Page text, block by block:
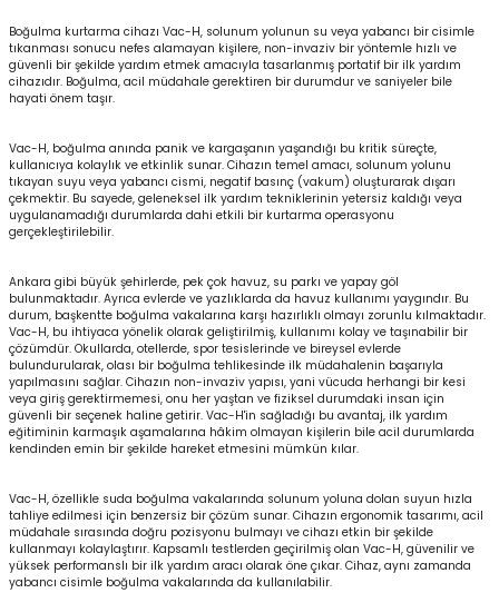
Boğulma kurtarma cihazı Vac-H, solunum yolunun su veya yabancı bir cisimle
tıkanması sonucu nefes alamayan kişilere, non-invaziv bir yöntemle hızlı ve
güvenli bir şekilde yardım etmek amacıyla tasarlanmış portatif bir ilk yardım
cihazıdır. Boğulma, acil müdahale gerektiren bir durumdur ve saniyeler bile
hayati önem taşır.
Vac-H, boğulma anında panik ve kargaşanın yaşandığı bu kritik süreçte,
kullanıcıya kolaylık ve etkinlik sunar. Cihazın temel amacı, solunum yolunu
tıkayan suyu veya yabancı cismi, negatif basınç (vakum) oluşturarak dışarı
çekmektir. Bu sayede, geleneksel ilk yardım tekniklerinin yetersiz kaldığı veya
uygulanamadığı durumlarda dahi etkili bir kurtarma operasyonu
gerçekleştirilebilir.
Ankara gibi büyük şehirlerde, pek çok havuz, su parkı ve yapay göl
bulunmaktadır. Ayrıca evlerde ve yazlıklarda da havuz kullanımı yaygındır. Bu
durum, başkentte boğulma vakalarına karşı hazırlıklı olmayı zorunlu kılmaktadır.
Vac-H, bu ihtiyaca yönelik olarak geliştirilmiş, kullanımı kolay ve taşınabilir bir
çözümdür. Okullarda, otellerde, spor tesislerinde ve bireysel evlerde
bulundurularak, olası bir boğulma tehlikesinde ilk müdahalenin başarıyla
yapılmasını sağlar. Cihazın non-invaziv yapısı, yani vücuda herhangi bir kesi
veya giriş gerektirmemesi, onu her yaştan ve fiziksel durumdaki insan için
güvenli bir seçenek haline getirir. Vac-H'in sağladığı bu avantaj, ilk yardım
eğitiminin karmaşık aşamalarına hâkim olmayan kişilerin bile acil durumlarda
kendinden emin bir şekilde hareket etmesini mümkün kılar.
Vac-H, özellikle suda boğulma vakalarında solunum yoluna dolan suyun hızla
tahliye edilmesi için benzersiz bir çözüm sunar. Cihazın ergonomik tasarımı, acil
müdahale sırasında doğru pozisyonu bulmayı ve cihazı etkin bir şekilde
kullanmayı kolaylaştırır. Kapsamlı testlerden geçirilmiş olan Vac-H, güvenilir ve
yüksek performanslı bir ilk yardım aracı olarak öne çıkar. Cihaz, aynı zamanda
yabancı cisimle boğulma vakalarında da kullanılabilir.